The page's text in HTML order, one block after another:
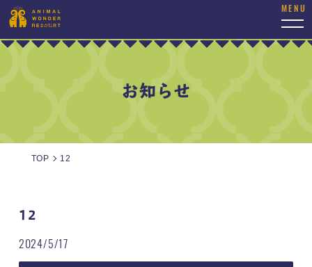
お知らせ
TOP 12
12
2024/5/17